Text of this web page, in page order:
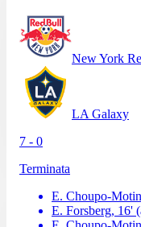
New York
LA Galaxy
7 - 0
Terminata
E. Choupo-
E. Forsberg, 16'